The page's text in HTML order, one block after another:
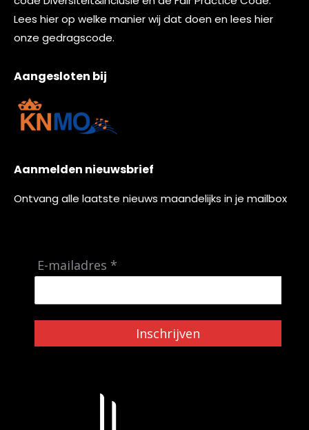
Lees hierop welke manier wij dat doen en lees hier
onze gedragscode.
Aangesloten bij
Aanmelden nieuwsbrief
Ontvang alle laatste nieuws maandelijks in je mailbox
E-mailadres *
Inschrijven